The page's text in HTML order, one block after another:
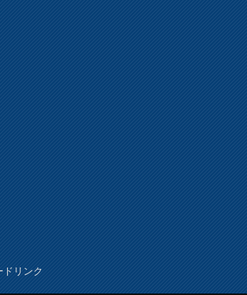
ドリンク